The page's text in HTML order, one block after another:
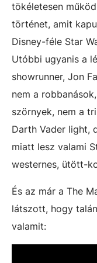
tökéletesen
történet, amit
Disney-féle Star
Utóbbi ugyanis a
showrunner, Jon
nem a
szörnyek, nem a
Darth Vader light,
miatt lesz valami
westernes, ütött-
És az már a The
látszott, hogy
valamit: